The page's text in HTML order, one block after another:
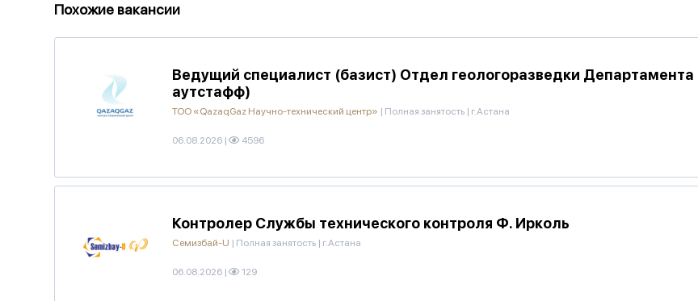
Похожие вакансии
Ведущий специалист (базист) Отдел геологоразведки Департамента
аутстафф)
ТОО «QazaqGaz Научно-технический центр» | Полная занятость | г.Астана
06.08.2026 | 4596
Контролер Службы технического контроля Ф. Ирколь
Семизбай-U | Полная занятость | г.Астана
06.08.2026 | 129